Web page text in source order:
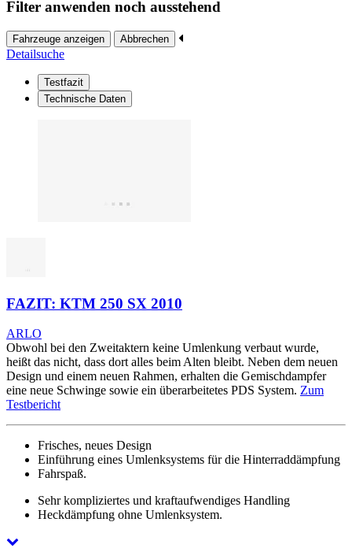
Filter anwenden noch ausstehend
Fahrzeuge anzeigen Abbrechen
Detailsuche
Testfazit
Technische Daten
FAZIT: KTM 250 SX 2010
ARLO
Obwohl bei den Zweitaktern keine Umlenkung verbaut wurde,
heißt das nicht, dass dort alles beim Alten bleibt. Neben dem neuen
Design und einem neuen Rahmen, erhalten die Gemischdampfer
eine neue Schwinge sowie ein überarbeitetes PDS System. Zum
Testbericht
Frisches, neues Design
Einführung eines Umlenksystems für die Hinterraddämpfung
Fahrspaß.
Sehr kompliziertes und kraftaufwendiges Handling
Heckdämpfung ohne Umlenksystem.